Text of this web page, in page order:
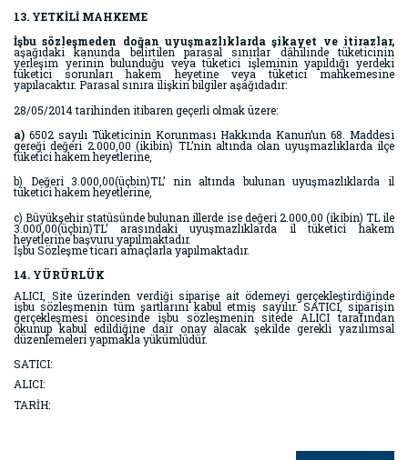
13. YETKİLİ MAHKEME
İşbu sözleşmeden doğan uyuşmazlıklarda şikayet ve itirazlar,
aşağıdaki kanunda belirtilen parasal sınırlar dâhilinde tüketicinin
yerleşim yerinin bulunduğu veya tüketici işleminin yapıldığı yerdeki
tüketici sorunları hakem heyetine veya tüketici mahkemesine
yapılacaktır. Parasal sınıra ilişkin bilgiler aşağıdadır:
28/05/2014 tarihinden itibaren geçerli olmak üzere:
a) 6502 sayılı Tüketicinin Korunması Hakkında Kanun’un 68. Maddesi
gereği değeri 2.000,00 (ikibin) TL’nin altında olan uyuşmazlıklarda ilçe
tüketici hakem heyetlerine,
b) Değeri 3.000,00(üçbin)TL’ nin altında bulunan uyuşmazlıklarda il
tüketici hakem heyetlerine,
c) Büyükşehir statüsünde bulunan illerde ise değeri 2.000,00 (ikibin) TL ile
3.000,00(üçbin)TL’ arasındaki uyuşmazlıklarda il tüketici hakem
heyetlerine başvuru yapılmaktadır.
İşbu Sözleşme ticari amaçlarla yapılmaktadır.
14. YÜRÜRLÜK
ALICI, Site üzerinden verdiği siparişe ait ödemeyi gerçekleştirdiğinde
işbu sözleşmenin tüm şartlarını kabul etmiş sayılır. SATICI, siparişin
gerçekleşmesi öncesinde işbu sözleşmenin sitede ALICI tarafından
okunup kabul edildiğine dair onay alacak şekilde gerekli yazılımsal
düzenlemeleri yapmakla yükümlüdür.
SATICI:
ALICI:
TARİH: